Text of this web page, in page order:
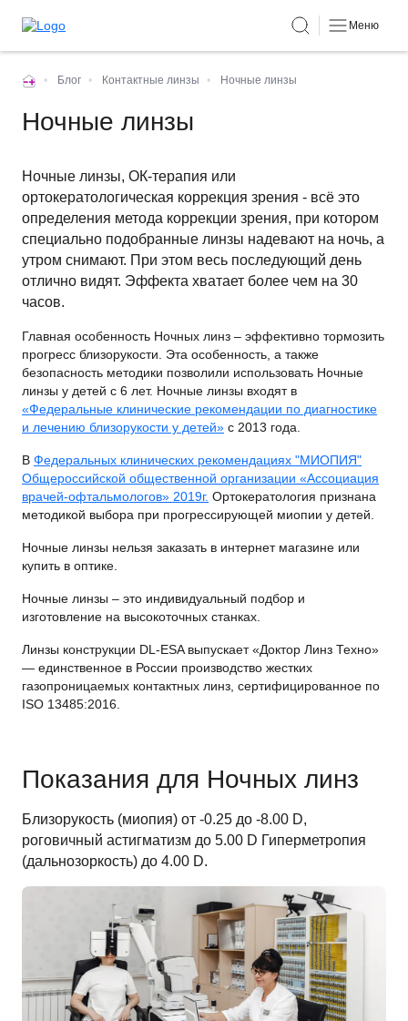
Меню
• Блог • Контактные линзы • Ночные линзы
Ночные линзы
Ночные линзы, ОК-терапия или
ортокератологическая коррекция зрения - всё это
определения метода коррекции зрения, при котором
специально подобранные линзы надевают на ночь, а
утром снимают. При этом весь последующий день
отлично видят. Эффекта хватает более чем на 30
часов.
Главная особенность Ночных линз – эффективно тормозить
прогресс близорукости. Эта особенность, а также
безопасность методики позволили использовать Ночные
линзы у детей с 6 лет. Ночные линзы входят в
«Федеральные клинические рекомендации по диагностике
и лечению близорукости у детей» с 2013 года.
В Федеральных клинических рекомендациях "МИОПИЯ"
Общероссийской общественной организации «Ассоциация
врачей-офтальмологов» 2019г. Ортокератология признана
методикой выбора при прогрессирующей миопии у детей.
Ночные линзы нельзя заказать в интернет магазине или
купить в оптике.
Ночные линзы – это индивидуальный подбор и
изготовление на высокоточных станках.
Линзы конструкции DL-ESA выпускает «Доктор Линз Техно»
— единственное в России производство жестких
газопроницаемых контактных линз, сертифицированное по
ISO 13485:2016.
Показания для Ночных линз
Близорукость (миопия) от -0.25 до -8.00 D,
роговичный астигматизм до 5.00 D Гиперметропия
(дальнозоркость) до 4.00 D.